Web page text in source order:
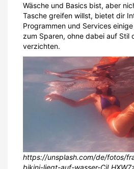
Wäsche und Basics bist, aber
Tasche greifen willst, bietet dir
Programmen und Services
zum Sparen, ohne dabei auf Stil
verzichten.
https://unsplash.com/de/fotos/
bikini-liegt-auf-wasser-